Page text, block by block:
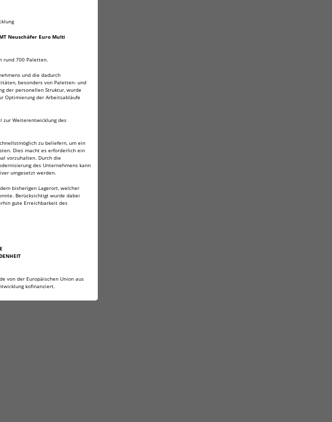
Neuschäfer Euro Multi
rund 700 Paletten.
und die dadurch
besonders von Paletten- und
der personellen Struktur, wurde
Optimierung der Arbeitsabläufe
zur Weiterentwicklung des
zu beliefern, um ein
Dies macht es erforderlich ein
vorzuhalten. Durch die
des Unternehmens kann
umgesetzt werden.
bisherigen Lagerort, welcher
Berücksichtigt wurde dabei
gute Erreichbarkeit des
von der Europäischen Union aus
kofinanziert.